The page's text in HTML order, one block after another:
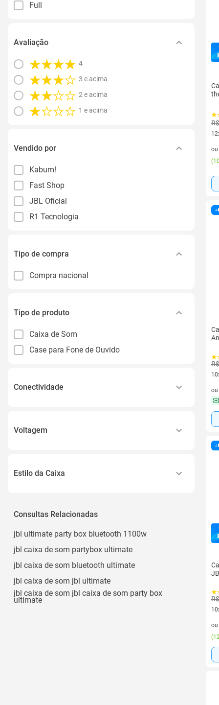
Full
Avaliação
4
3 e acima
2 e acima
1 e acima
Vendido por
Kabum!
Fast Shop
JBL Oficial
R1 Tecnologia
Tipo de compra
Compra nacional
Tipo de produto
Caixa de Som
Case para Fone de Ouvido
Conectividade
Voltagem
Estilo da Caixa
Consultas Relacionadas
jbl ultimate party box bluetooth 1100w
jbl caixa de som partybox ultimate
jbl caixa de som bluetooth ultimate
jbl caixa de som jbl ultimate
jbl caixa de som jbl caixa de som party box
ultimate
ou
(
ou
ou
(